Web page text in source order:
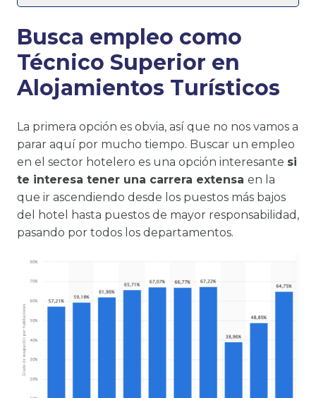
Busca empleo como
Técnico Superior en
Alojamientos Turísticos
La primera opción es obvia, así que no nos vamos a
parar aquí por mucho tiempo. Buscar un empleo
en el sector hotelero es una opción interesante si
te interesa tener una carrera extensa en la
que ir ascendiendo desde los puestos más bajos
del hotel hasta puestos de mayor responsabilidad,
pasando por todos los departamentos.